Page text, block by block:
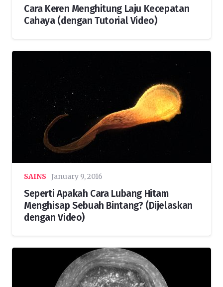
Cara Keren Menghitung Laju Kecepatan
Cahaya (dengan Tutorial Video)
SAINS January 9, 2016
Seperti Apakah Cara Lubang Hitam
Menghisap Sebuah Bintang? (Dijelaskan
dengan Video)